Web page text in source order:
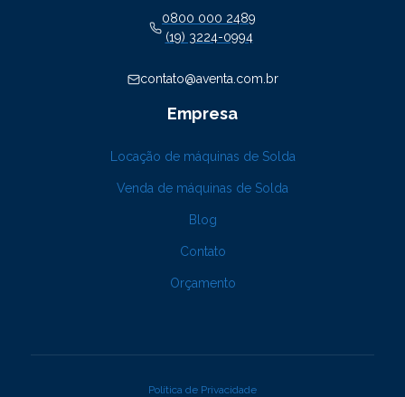
0800 000 2489
(19) 3224-0994
contato@aventa.com.br
Empresa
Locação de máquinas de Solda
Venda de máquinas de Solda
Blog
Contato
Orçamento
Política de Privacidade